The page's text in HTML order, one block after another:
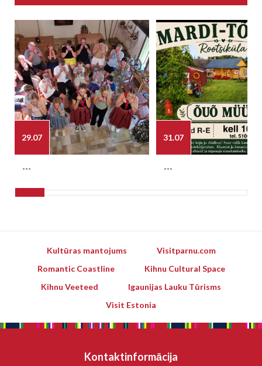
29.07
---
31.07
---
Kultūras mantojums
Visitparnu.com
Romantic Coastline
Kihnu Cultural Space
Kihnu Veeteed
Igaunijas Lauku Tūrisms
Visit Estonia
Kontaktinformācija